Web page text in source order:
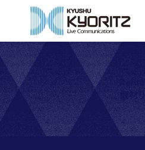
Rental
機材